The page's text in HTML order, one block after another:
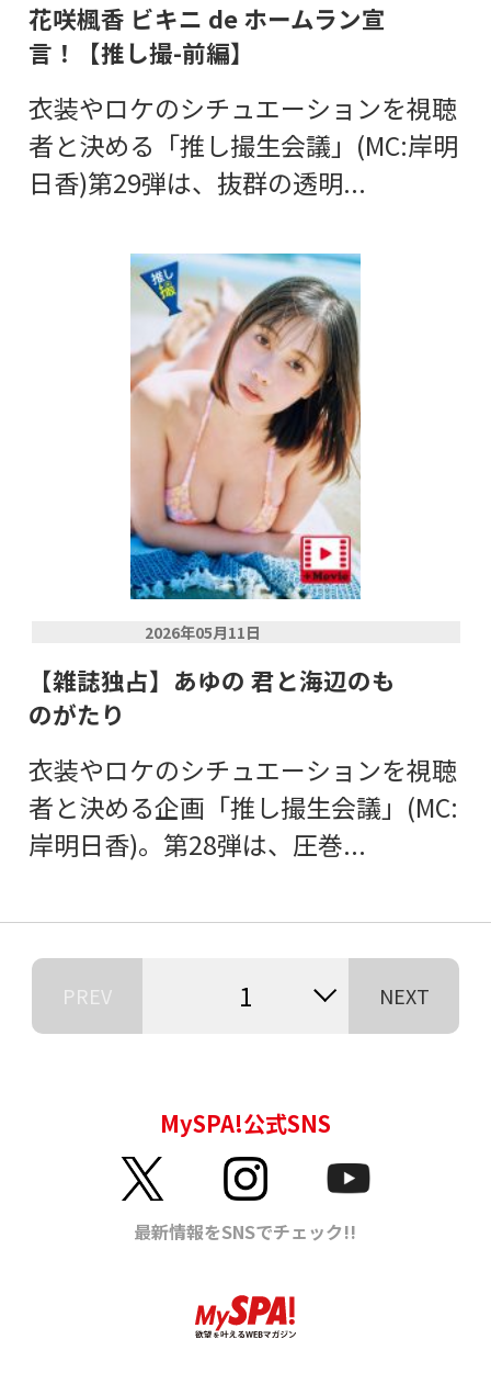
花咲楓香 ビキニ de ホームラン宣
言！【推し撮-前編】
衣装やロケのシチュエーションを視聴
者と決める「推し撮生会議」(MC:岸明
日香)第29弾は、抜群の透明...
2026年05月11日
【雑誌独占】あゆの 君と海辺のも
のがたり
衣装やロケのシチュエーションを視聴
者と決める企画「推し撮生会議」(MC:
岸明日香)。第28弾は、圧巻...
PREV 1 NEXT